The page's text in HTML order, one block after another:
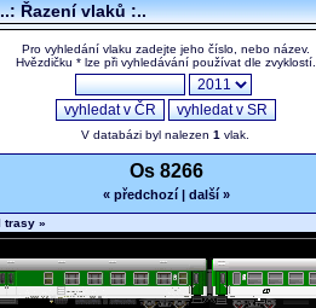
..: Řazení vlaků :..
Pro vyhledání vlaku zadejte jeho číslo, nebo název.
Hvězdičku * lze při vyhledávání používat dle zvyklostí.
V databázi byl nalezen 1 vlak.
Os 8266
« předchozí| další »
trasy »